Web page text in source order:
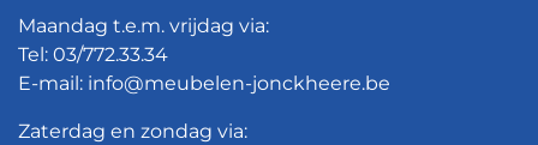
Maandag t.e.m. vrijdag via:
Tel: 03/772.33.34
E-mail: info@meubelen-jonckheere.be
Zaterdag en zondag via: